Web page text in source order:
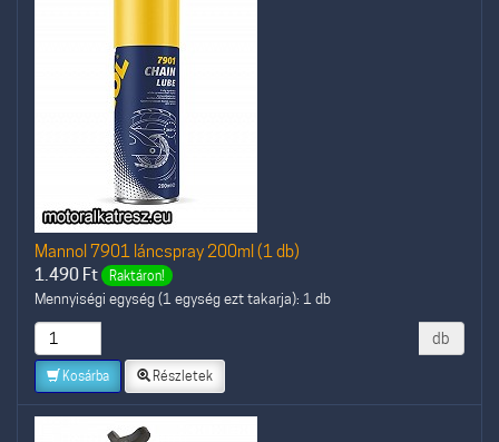
Mannol 7901 láncspray 200ml (1 db)
1.490 Ft Raktáron!
Mennyiségi egység (1 egység ezt takarja): 1 db
db
Kosárba Részletek